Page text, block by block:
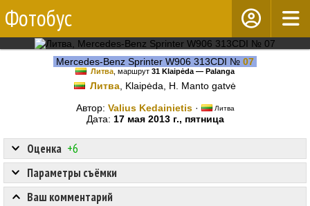
Фотобус
Mercedes-Benz Sprinter W906 313CDI № 07
Литва , маршрут 31 Klaipėda — Palanga
Литва , Klaipėda, H. Manto gatvė
Автор: Valius Kedainietis· Литва
Дата: 17 мая 2013 г., пятница
Оценка +6
Параметры съёмки
Ваш комментарий